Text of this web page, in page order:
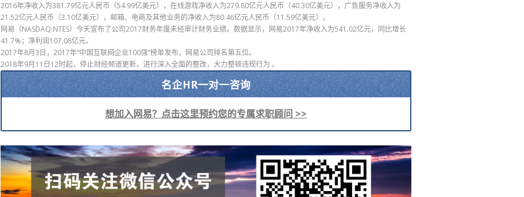
2016年净收入为381.79亿元人民币（54.99亿美元），在线游戏净收入为279.80亿元人民币（40.30亿美元），广告服务净收入为
21.52亿元人民币（3.10亿美元），邮箱、电商及其他业务的净收入为80.46亿元人民币（11.59亿美元）。
网易（NASDAQ:NTES）今天宣布了公司2017财务年度未经审计财务业绩。数据显示，网易2017年净收入为541.02亿元，同比增长
41.7%；净利润107.08亿元。
2017年8月3日，2017年“中国互联网企业100强”榜单发布，网易公司排名第五位。
2018年9月11日12时起，停止财经频道更新，进行深入全面的整改，大力整顿违规行为 。
名企HR一对一咨询
想加入网易？点击这里预约您的专属求职顾问 >>